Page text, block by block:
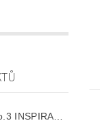
Elite Class No.3 INSPIRATION FOR HER AKCE 1+1